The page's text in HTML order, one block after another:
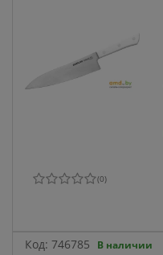
(0)
Код: 746785 В наличии